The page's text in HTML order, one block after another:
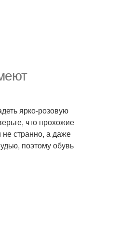
ярко-розовую
что прохожие
не странно, а даже
поэтому обувь